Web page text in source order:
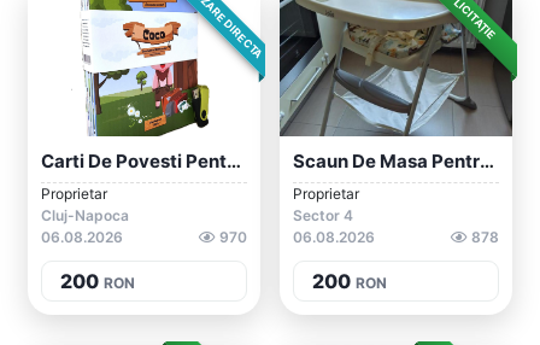
VÂNZARE DIRECTA
Carti De Povesti Pentru Copii Coco Porcu...
Proprietar
Cluj-Napoca
06.08.2026
970
200 RON
LICITAȚIE
Scaun De Masa Pentru Copii Joie Mimzy Sn...
Proprietar
Sector 4
06.08.2026
878
200 RON